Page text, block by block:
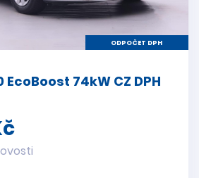
ODPOČET DPH
EcoBoost 74kW CZ DPH